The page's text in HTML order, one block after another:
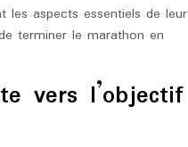
les aspects essentiels de leur
terminer le marathon en
vers l’objectif